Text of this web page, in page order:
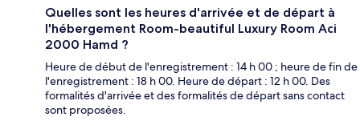
Quelles sont les heures d'arrivée et de départ à
l'hébergement Room-beautiful Luxury Room Aci
2000 Hamd ?
Heure de début de l'enregistrement : 14 h 00 ; heure de fin de
l'enregistrement : 18 h 00. Heure de départ : 12 h 00. Des
formalités d'arrivée et des formalités de départ sans contact
sont proposées.